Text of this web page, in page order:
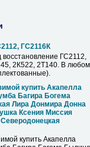
ГС2116К
восстановление ГС2112,
2К522, 2Т140. В любом
купить Акапелла
Багира Богема
Лира Донмира Донна
Ксения Миссия
купить Акапелла